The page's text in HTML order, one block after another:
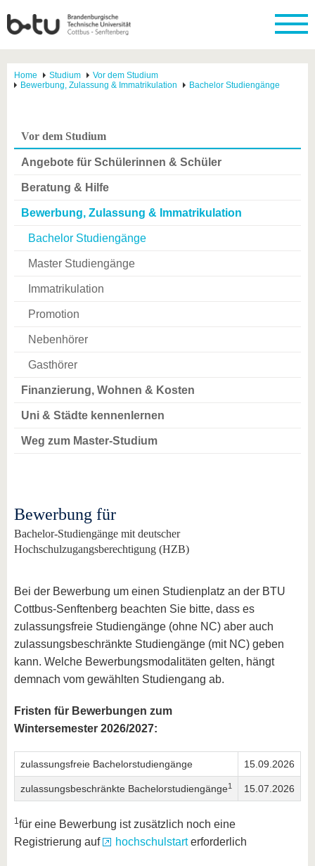
Home Studium
Vor dem Studium
Bewerbung, Zulassung & Immatrikulation
Bachelor Studiengänge
Vor dem Studium
Angebote für Schülerinnen & Schüler
Beratung & Hilfe
Bewerbung, Zulassung & Immatrikulation
Bachelor Studiengänge
Master Studiengänge
Immatrikulation
Promotion
Nebenhörer
Gasthörer
Finanzierung, Wohnen & Kosten
Uni & Städte kennenlernen
Weg zum Master-Studium
Bewerbung für
Bachelor-Studiengänge mit deutscher
Hochschulzugangsberechtigung (HZB)
Bei der Bewerbung um einen Studienplatz an der BTU
Cottbus-Senftenberg beachten Sie bitte, dass es
zulassungsfreie Studiengänge (ohne NC) aber auch
zulassungsbeschränkte Studiengänge (mit NC) geben
kann. Welche Bewerbungsmodalitäten gelten, hängt
demnach vom gewählten Studiengang ab.
Fristen für Bewerbungen zum
Wintersemester 2026/2027:
zulassungsfreie Bachelorstudiengänge 15.09.2026
zulassungsbeschränkte Bachelorstudiengänge1 15.07.2026
1für eine Bewerbung ist zusätzlich noch eine
Registrierung auf
hochschulstarterforderlich